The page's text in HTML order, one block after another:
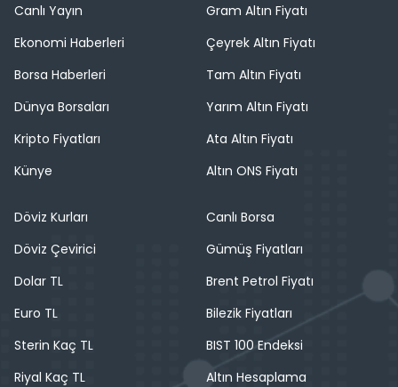
Canlı Yayın
Ekonomi Haberleri
Borsa Haberleri
Dünya Borsaları
Kripto Fiyatları
Künye
Gram Altın Fiyatı
Çeyrek Altın Fiyatı
Tam Altın Fiyatı
Yarım Altın Fiyatı
Ata Altın Fiyatı
Altın ONS Fiyatı
Döviz Kurları
Döviz Çevirici
Dolar TL
Euro TL
Sterin Kaç TL
Riyal Kaç TL
Canlı Borsa
Gümüş Fiyatları
Brent Petrol Fiyatı
Bilezik Fiyatları
BIST 100 Endeksi
Altın Hesaplama